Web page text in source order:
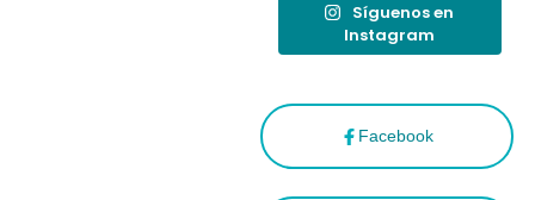
Facebook
Síguenos en
Instagram